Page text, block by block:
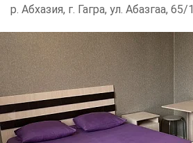
р. Абхазия, г. Гагра, ул. Абазгаа, 65/1